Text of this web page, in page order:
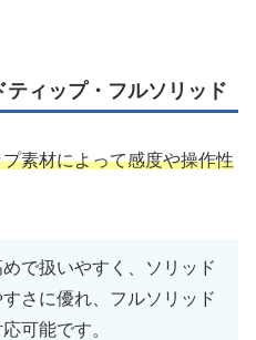
ィップ・フルソリッド
素材によって感度や操作性
で扱いやすく、ソリッド
さに優れ、フルソリッド
可能です。